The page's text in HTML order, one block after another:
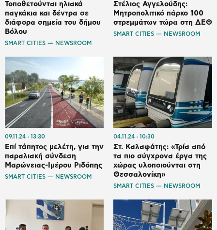
Τοποθετούνται ηλιακά
παγκάκια και δέντρα σε
διάφορα σημεία του δήμου
Βόλου
SMART CITIES — NEWSROOM
Στέλιος Αγγελούδης:
Μητροπολιτικό πάρκο 100
στρεμμάτων τώρα στη ΔΕΘ
SMART CITIES — NEWSROOM
09.11.24 13:30
Επί τάπητος μελέτη, για την
παραλιακή σύνδεση
Μαρώνειας-Ιμέρου Ριδόπης
SMART CITIES — NEWSROOM
04.11.24 10:30
Στ. Καλαφάτης: «Τρία από
τα πιο σύγχρονα έργα της
χώρας υλοποιούνται στη
Θεσσαλονίκη»
SMART CITIES — NEWSROOM